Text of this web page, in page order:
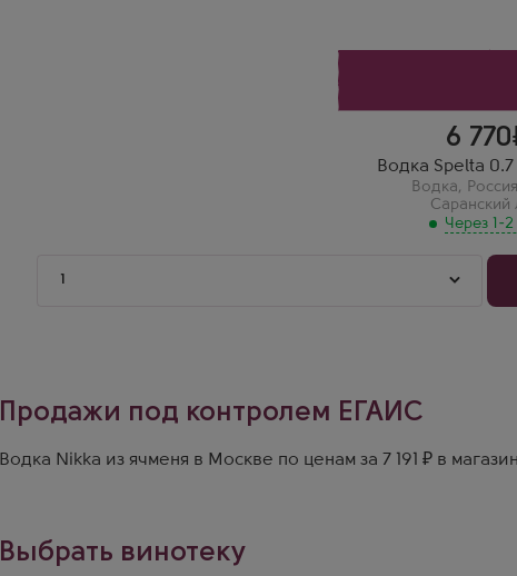
6 770
Водка Spelta
Водка,
Саранский
Через 1-
1
Продажи под контролем ЕГАИС
Водка Nikka из ячменя в Москве по ценам за 7 191 ₽ в
Выбрать винотеку